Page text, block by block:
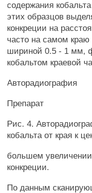
содержания
этих образцов
конкреции на
часто на самом краю
шириной 0.5 - 1 мм,
кобальтом краевой
Авторадиография
Препарат
Рис. 4.
кобальта от края к
большем
конкреции.
По данным